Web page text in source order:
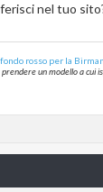
nel tuo
rosso per la
un modello a cui